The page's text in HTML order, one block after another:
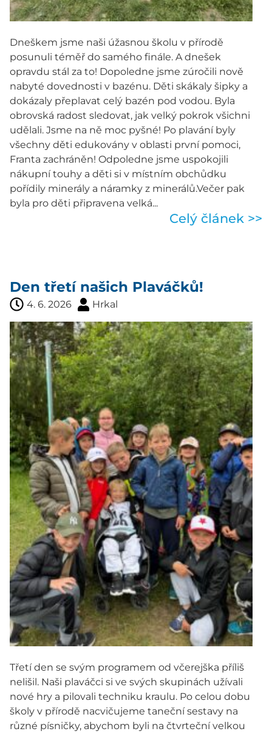
Dneškem jsme naši úžasnou školu v přírodě
posunuli téměř do samého finále. A dnešek
opravdu stál za to! Dopoledne jsme zúročili nově
nabyté dovednosti v bazénu. Děti skákaly šipky a
dokázaly přeplavat celý bazén pod vodou. Byla
obrovská radost sledovat, jak velký pokrok všichni
udělali. Jsme na ně moc pyšné! Po plavání byly
všechny děti edukovány v oblasti první pomoci,
Franta zachráněn! Odpoledne jsme uspokojili
nákupní touhy a děti si v místním obchůdku
pořídily minerály a náramky z minerálů.Večer pak
byla pro děti připravena velká...
Celý článek >>
Den třetí našich Plaváčků!
4. 6. 2026 Hrkal
Třetí den se svým programem od včerejška příliš
nelišil. Naši plaváčci si ve svých skupinách užívali
nové hry a pilovali techniku kraulu. Po celou dobu
školy v přírodě nacvičujeme taneční sestavy na
různé písničky, abychom byli na čtvrteční velkou